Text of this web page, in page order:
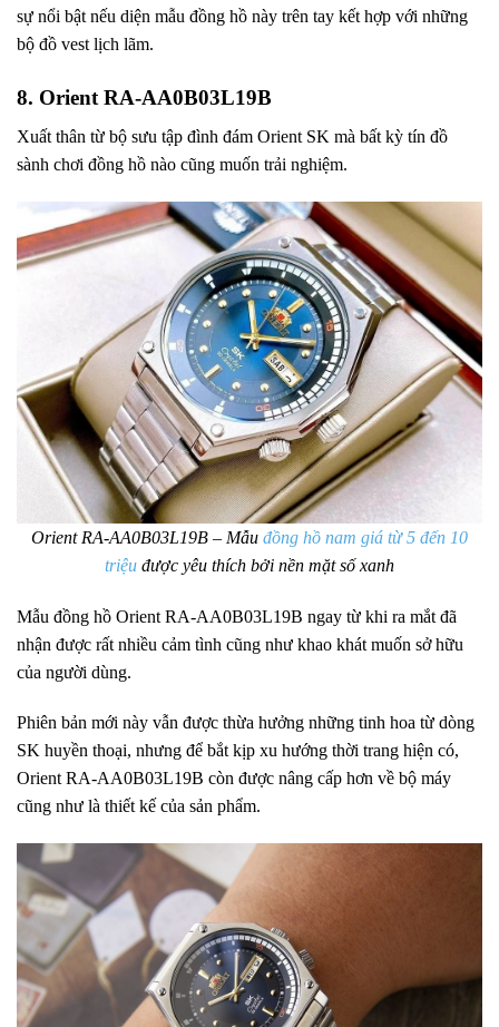
sự nổi bật nếu diện mẫu đồng hồ này trên tay kết hợp với những
bộ đồ vest lịch lãm.
8. Orient RA-AA0B03L19B
Xuất thân từ bộ sưu tập đình đám Orient SK mà bất kỳ tín đồ
sành chơi đồng hồ nào cũng muốn trải nghiệm.
Orient RA-AA0B03L19B – Mẫu đồng hồ nam giá từ 5 đến 10
triệu được yêu thích bởi nền mặt số xanh
Mẫu đồng hồ Orient RA-AA0B03L19B ngay từ khi ra mắt đã
nhận được rất nhiều cảm tình cũng như khao khát muốn sở hữu
của người dùng.
Phiên bản mới này vẫn được thừa hưởng những tinh hoa từ dòng
SK huyền thoại, nhưng để bắt kịp xu hướng thời trang hiện có,
Orient RA-AA0B03L19B còn được nâng cấp hơn về bộ máy
cũng như là thiết kế của sản phẩm.